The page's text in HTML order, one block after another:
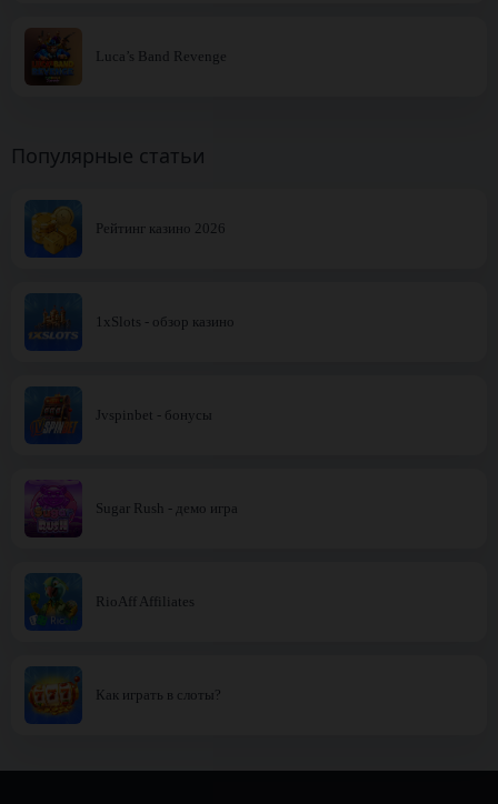
Luca’s Band Revenge
Популярные статьи
Рейтинг казино 2026
1xSlots - обзор казино
Jvspinbet - бонусы
Sugar Rush - демо игра
RioAff Affiliates
Как играть в слоты?